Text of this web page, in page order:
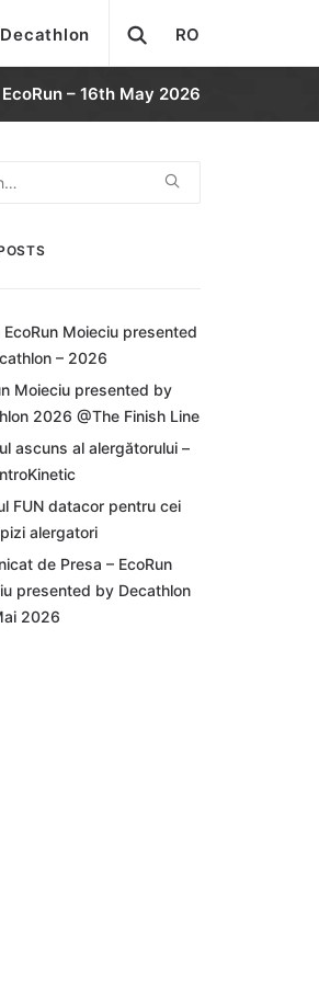
Decathlon RO
EcoRun – 16th May 2026
EcoRun Moieciu presented
– 2026
Moieciu presented by
2026 @The Finish Line
ascuns al alergătorului –
FUN datacor pentru cei
alergatori
de Presa – EcoRun
presented by Decathlon
2026